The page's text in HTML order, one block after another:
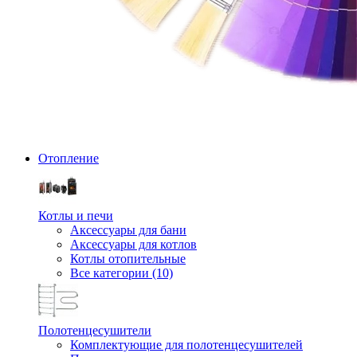
Отопление
Котлы и печи
Аксессуары для бани
Аксессуары для котлов
Котлы отопительные
Все категории (10)
Полотенцесушители
Комплектующие для полотенцесушителей